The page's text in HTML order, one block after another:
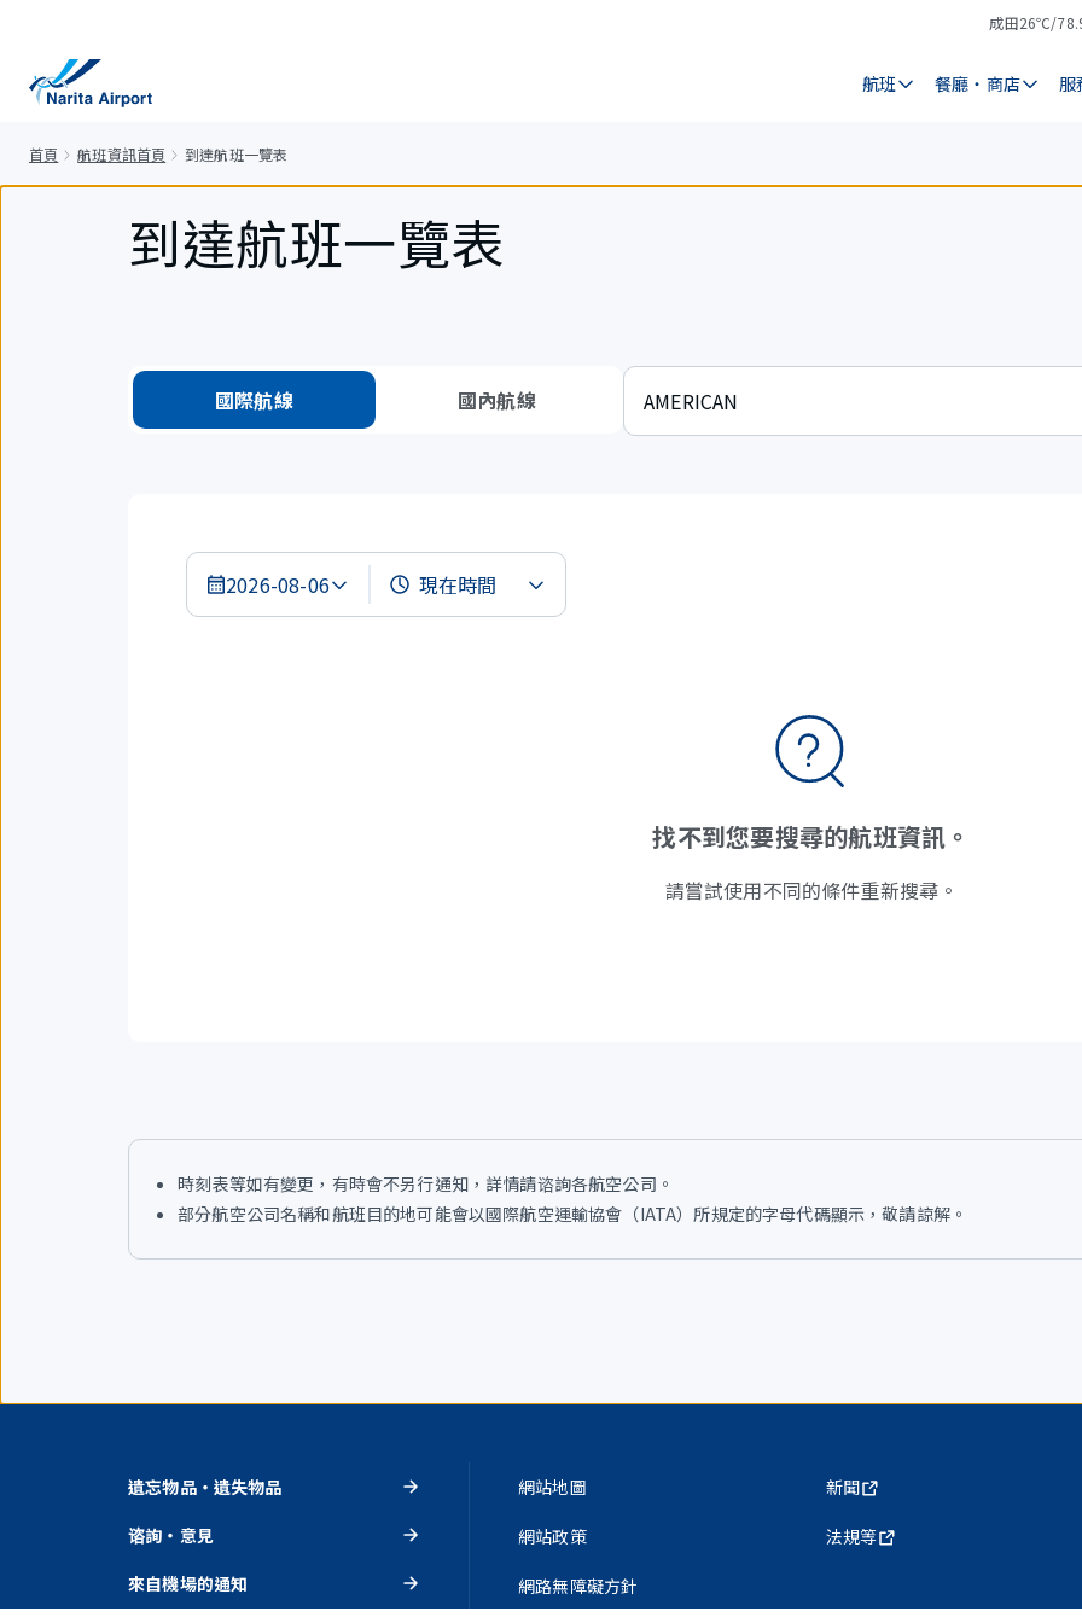
成田
氣
26℃/
天
航班 餐廳・商店 服
首頁 航班資訊首頁 到達航班一覽表
到達航班一覽表
國際航線 國內航線
2026-08-06
找不到您要搜尋的航班資訊。
請嘗試使用不同的條件重新搜尋。
時刻表等如有變更，有時會不另行通知，詳情請谘詢各航空公司。
部分航空公司名稱和航班目的地可能會以國際航空運輸協會（IATA）所規定的字母代碼顯示，敬請諒解。
遺忘物品・遺失物品
谘詢・意見
來自機場的通知
網站地圖
網站政策
網路無障礙方針
新聞
法規等